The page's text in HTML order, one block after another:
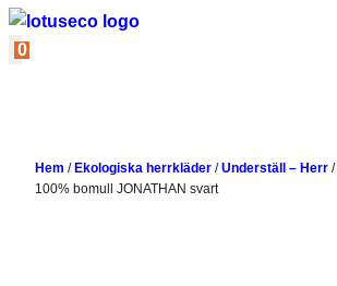
0
Hem / Ekologiska herrkläder /Underställ – Herr /
100% bomull JONATHAN svart